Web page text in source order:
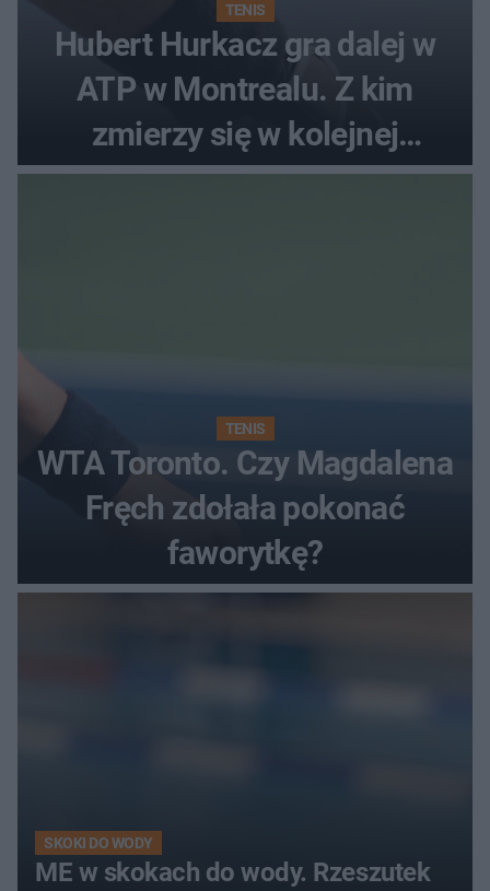
TENIS
Hubert Hurkacz gra dalej w
ATP w Montrealu. Z kim
zmierzy się w kolejnej
rundzie?
TENIS
WTA Toronto. Czy Magdalena
Fręch zdołała pokonać
faworytkę?
SKOKI DO WODY
ME w skokach do wody. Rzeszutek